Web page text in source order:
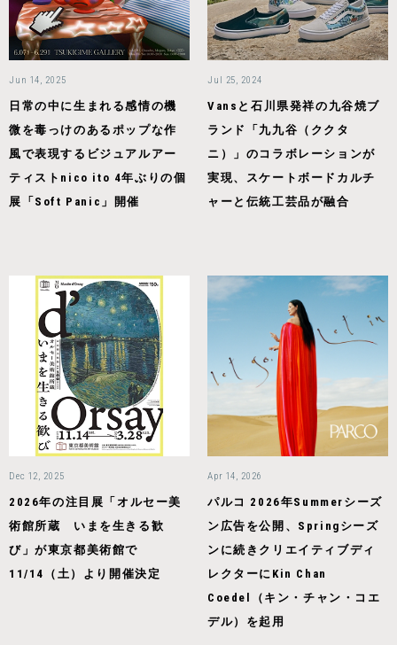
Jun 14, 2025
日常の中に生まれる感情の機
微を毒っけのあるポップな作
風で表現するビジュアルアー
ティストnico ito 4年ぶりの個
展「Soft Panic」開催
Jul 25, 2024
Vansと⽯川県発祥の九⾕焼ブ
ランド「九九⾕（ククタ
ニ）」のコラボレーションが
実現、スケートボードカルチ
ャーと伝統⼯芸品が融合
Dec 12, 2025
2026年の注目展「オルセー美
術館所蔵 いまを生きる歓
び」が東京都美術館で
11/14（土）より開催決定
Apr 14, 2026
パルコ 2026年Summerシーズ
ン広告を公開、Springシーズ
ンに続きクリエイティブディ
レクターにKin Chan
Coedel（キン・チャン・コエ
デル）を起用